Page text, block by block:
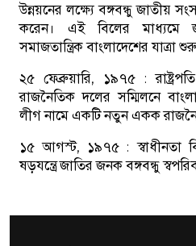
উন্নয়নের লক্ষ্যে বঙ্গবন্ধু জাতীয়
করেন। এই বিলের মাধ্যমে
সমাজতান্ত্রিক বাংলাদেশের যাত্রা
২৫ ফেব্রুয়ারি, ১৯৭৫ :
রাজনৈতিক দলের সম্মিলনে
লীগ নামে একটি নতুন একক
১৫ আগস্ট, ১৯৭৫ : স্বাধীনতা
ষড়যন্ত্রে জাতির জনক বঙ্গবন্ধু